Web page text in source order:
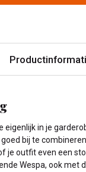
eigenlijk in je
bij te
je outfit even een
Wespa, ook met